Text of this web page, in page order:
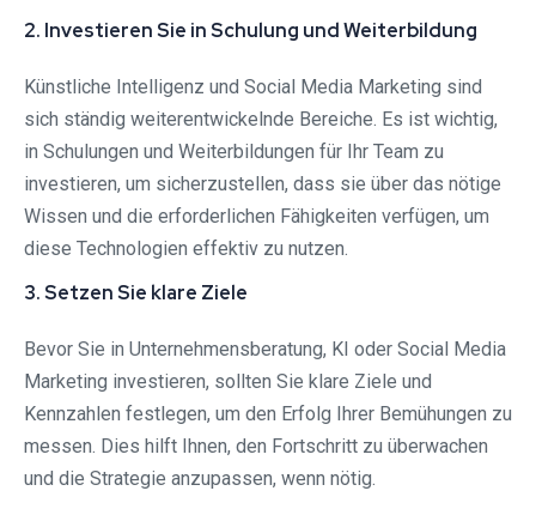
2. Investieren Sie in Schulung und Weiterbildung
Künstliche Intelligenz und Social Media Marketing sind
sich ständig weiterentwickelnde Bereiche. Es ist wichtig,
in Schulungen und Weiterbildungen für Ihr Team zu
investieren, um sicherzustellen, dass sie über das nötige
Wissen und die erforderlichen Fähigkeiten verfügen, um
diese Technologien effektiv zu nutzen.
3. Setzen Sie klare Ziele
Bevor Sie in Unternehmensberatung, KI oder Social Media
Marketing investieren, sollten Sie klare Ziele und
Kennzahlen festlegen, um den Erfolg Ihrer Bemühungen zu
messen. Dies hilft Ihnen, den Fortschritt zu überwachen
und die Strategie anzupassen, wenn nötig.